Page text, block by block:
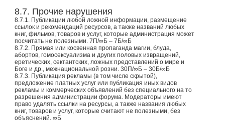
8.7. Прочие нарушения
8.7.1. Публикации любой ложной информации, размещение
ссылок и рекомендаций ресурсов, а также названий любых
книг, фильмов, товаров и услуг, которые администрация может
посчитать не полезными. 7П/∞Б – 7Б/∞Б
8.7.2. Прямая или косвенная пропаганда магии, блуда,
абортов, гомосексуализма и других половых извращений,
еретических, сектантских, ложных представлений о мире и
Боге и др., межнациональной розни. 30П/∞Б – 30Б/∞Б
8.7.3. Публикация рекламы (в том числе скрытой),
предложение платных услуг или публикация иных видов
рекламы и коммерческих объявлений без специального на то
разрешения администрации форума. Модераторы имеют
право удалять ссылки на ресурсы, а также названия любых
книг, товаров и услуг, которые считают не полезными, без
объяснений. ∞Б